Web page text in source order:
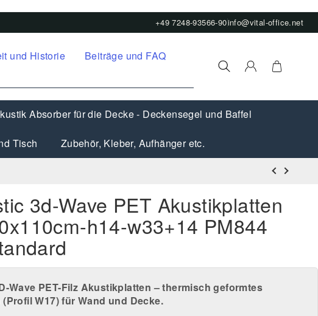
+49 7248-93566-90info@vital-office.net
und Historie
Beiträge und FAQ
Absorber für die Decke - Deckensegel und Baffel
Tisch Zubehör, Kleber, Aufhänger etc.
3d-Wave PET Akustikplatten
h14-w33+14 PM844
Wave PET-Filz Akustikplatten – thermisch geformtes
W17) für Wand und Decke.